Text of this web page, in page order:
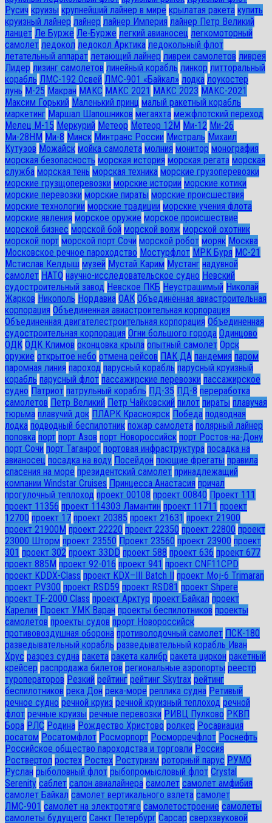
Русич круизы крупнейший лайнер в мире крылатая ракета купить
круизный лайнер лайнер лайнер Империя лайнер Петр Великий
ланцет Ле Бурже Ле-Бурже легкий авианосец легкомоторный
самолет ледокол ледокол Арктика ледокольный флот
летательный аппарат летающий лайнер ливреи самолетов ливрея
Лидер лизинг самолетов линейный корабль линкор литторальный
корабль ЛМС-192 Освей ЛМС-901 «Байкал» лодка лоукостер
лунь М-25 Макран МАКС МАКС 2021 МАКС 2023 МАКС-2021
Максим Горький Маленький принц малый ракетный корабль
маркетинг Маршал Шапошников мегаяхта межфлотский переход
Мелец М-15 Меркурий Метеор Метеор 12М Ми-12 Ми-26
Ми-28HM Ми-8 Минск Минтранс России Мистраль Михаил
Кутузов Можайск мойка самолета молния монитор монография
морская безопасность морская история морская регата морская
служба морская тень морская техника морские грузоперевозки
морские грузщоперевозки морские истории морские котики
морские перевозки морские пираты морские происшествия
морские технологии морские традиции морские учения флота
морские явления морское оружие морское происшествие
морской бизнес морской бой морской вояж морской охотник
морской порт морской порт Сочи морской робот моряк Москва
Московское речное пароходство Мостурфлот МРК Буря МС-21
Мстислав Келдыш музей Мустай Карим Мустанг надувной
самолет НАТО научно-исследовательское судно Невский
судостроительный завод Невское ПКБ Неустрашимый Николай
Жарков Никополь Нордавиа ОАК Объединённая авиастроительная
корпорация Объединенная авиастроительная корпорация
Объединенная двигателестроительная корпорация Объединенная
судостроительная корпорация Огни большого города Одинцово
ОДК ОДК Климов оконцовка крыла опытный самолет Орск
оружие открытое небо отмена рейсов ПАК ДА пандемия паром
паромная линия пароход парусный корабль парусный круизный
корабль парусный флот пассажирские перевозки пассажирское
судно Патриот патрульный корабль ПД-35 ПД-8 переработка
самолетов Петр Великий Петр Чайковский пилот пираты плавучая
тюрьма плавучий док ПЛАРК Красноярск Победа подводная
лодка подводный беспилотник пожар самолета полярный лайнер
поповка порт порт Азов порт Новороссийск порт Ростов-на-Дону
порт Сочи порт Таганрог портовая инфраструктура посадка на
авианосец посадка на воду Посейдон поющие фрегаты правила
спасения на море президентский самолет принадлежащий
компании Windstar Cruises Принцесса Анастасия причал
прогулочный теплоход проект 00108 проект 00840 Проект 111
проект 11356 проект 11430Э Ламантин проект 11711 проект
12700 проект 17 проект 20385 проект 21631 проект 21900
проект 21900М проект 22220 проект 22350 проект 22800 проект
23000 Шторм проект 23550 Проект 23560 проект 23900 проект
301 проект 302 проект 33DD проект 588 проект 636 проект 677
проект 885М проект 92-016 проект 941 проект CNF11CPD
проект KDDX-Class проект KDX–III Batch II проект Moj-6 Trimaran
проект PV300 проект RSD59 проект RSD81 проект Shpere
проект TF-2000 Class проект Арктур проект Байкал проект
Карелия Проект УМК Варан проекты беспилотников проекты
самолетов проекты судов прорт Новороссийск
противовоздушная оборона противолодочный самолет ПСК-180
разведывательный корабль разведывательный корабль Иван
Хрус разрез судна ракета ракета калибр ракета циркон ракетный
крейсер распродажа билетов региональные аэропорты реестр
туроператоров Резкий рейтинг рейтинг Skytrax рейтинг
беспилотников река Дон река-море реплика судна Ретивый
речное судно речной круиз речной круизный теплоход речной
флот речные круизы речные перевозки РИВЦ Пулково РКВП
Бора РЛС Родина Рождество Христово ролкер Росавиация
росатом Росатомфлот Росморпорт Росморречфлот Роснефть
Российское общество пароходства и торговли Россия
Роствертол ростех Ростех Ростуризм роторный парус РУМО
Руслан рыболовный флот рыбопромысловый флот Сrystal
Serenity саблет салон авиалайнера самолет самолет амфибия
самолет Байкал самолет вертикального взлета самолет
ЛМС-901 самолет на электротяге самолетостроение самолеты
самолеты будущего Санкт Петербург Сарсар сверхзвуковой